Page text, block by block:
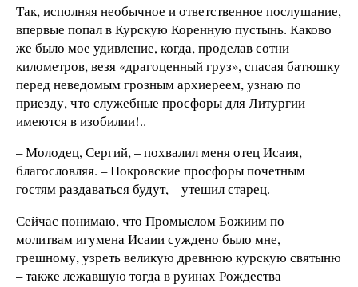
Так, исполняя необычное и ответственное послушание,
впервые попал в Курскую Коренную пустынь. Каково
же было мое удивление, когда, проделав сотни
километров, везя «драгоценный груз», спасая батюшку
перед неведомым грозным архиереем, узнаю по
приезду, что служебные просфоры для Литургии
имеются в изобилии!..
– Молодец, Сергий, – похвалил меня отец Исаия,
благословляя. – Покровские просфоры почетным
гостям раздаваться будут, – утешил старец.
Сейчас понимаю, что Промыслом Божиим по
молитвам игумена Исаии суждено было мне,
грешному, узреть великую древнюю курскую святыню
– также лежавшую тогда в руинах Рождества